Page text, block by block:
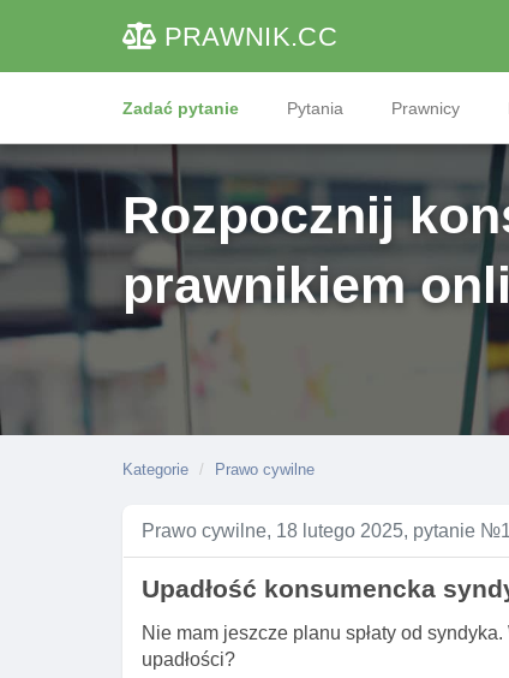
PRAWNIK.CC
Zadać pytanie Pytania Prawnicy
Rozpocznij
prawnikiem
Kategorie Prawo cywilne
Prawo cywilne, 18 lutego 2025, pytanie
Upadłość konsumencka
Nie mam jeszcze planu spłaty od
upadłości?